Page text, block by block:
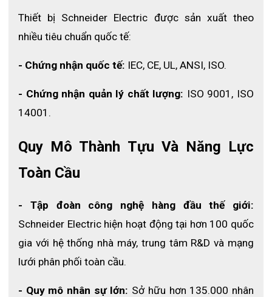
bao gồm trên 6500 tiêu chuẩn về thiết kế, lắp đặt hệ
thống điện.
Thiết bị Schneider Electric được sản xuất theo
nhiều tiêu chuẩn quốc tế:
- Chứng nhận quốc tế: IEC, CE, UL, ANSI, ISO.
- Chứng nhận quản lý chất lượng: ISO 9001, ISO
14001.
Quy Mô Thành Tựu Và Năng Lực
Toàn Cầu
- Tập đoàn công nghệ hàng đầu thế giới:
Schneider Electric hiện hoạt động tại hơn 100 quốc
gia với hệ thống nhà máy, trung tâm R&D và mạng
lưới phân phối toàn cầu.
- Quy mô nhân sự lớn: Sở hữu hơn 135.000 nhân